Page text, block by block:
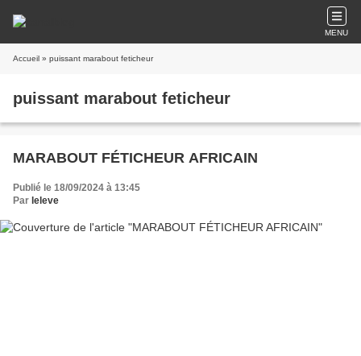
MENU
Accueil » puissant marabout feticheur
puissant marabout feticheur
MARABOUT FÉTICHEUR AFRICAIN
Publié le 18/09/2024 à 13:45
Par leleve